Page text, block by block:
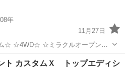
年
11月27日
ンド
ります☆ ☆車検付きの金額で掲載しております☆ ☆メンテナンスも...
ント 車両
ト カスタムＸ トップエディシ